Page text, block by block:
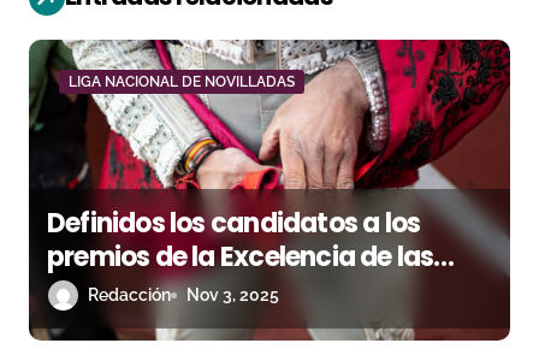
d
e
e
n
a
LIGA NACIONAL DE NOVILLADAS
Definidos los candidatos a los
premios de la Excelencia de las
Cuadrillas de la Liga Nacional de
Novilladas 2025
Redacción Nov 3, 2025